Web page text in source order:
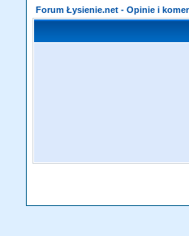
Forum Łysienie.net - Opinie i